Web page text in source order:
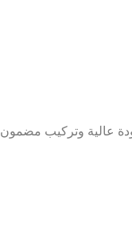
وتركيب مضمون 0509274867